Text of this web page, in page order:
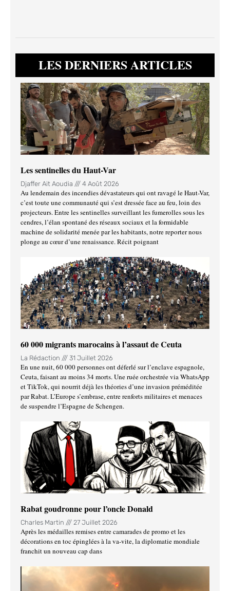
LES DERNIERS ARTICLES
Les sentinelles du Haut-Var
Djaffer Ait Aoudia 4 Août 2026
Au lendemain des incendies dévastateurs qui ont ravagé le Haut-Var,
c’est toute une communauté qui s’est dressée face au feu, loin des
projecteurs. Entre les sentinelles surveillant les fumerolles sous les
cendres, l’élan spontané des réseaux sociaux et la formidable
machine de solidarité menée par les habitants, notre reporter nous
plonge au cœur d’une renaissance. Récit poignant
60 000 migrants marocains à l’assaut de Ceuta
La Rédaction 31 Juillet 2026
En une nuit, 60 000 personnes ont déferlé sur l’enclave espagnole,
Ceuta, faisant au moins 34 morts. Une ruée orchestrée via WhatsApp
et TikTok, qui nourrit déjà les théories d’une invasion préméditée
par Rabat. L’Europe s’embrase, entre renforts militaires et menaces
de suspendre l’Espagne de Schengen.
Rabat goudronne pour l’oncle Donald
Charles Martin 27 Juillet 2026
Après les médailles remises entre camarades de promo et les
décorations en toc épinglées à la va-vite, la diplomatie mondiale
franchit un nouveau cap dans